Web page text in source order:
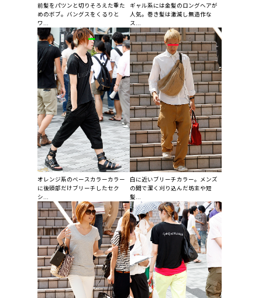
前髪をパツンと切りそろえた重た
めのボブ。バングスをくるりと
ワ...
ギャル系には金髪のロングヘアが
人気。巻き髪は激減し無造作な
ス...
オレンジ系のベースカラーカラー
に後頭部だけブリーチしたセク
シ...
白に近いブリーチカラー。メンズ
の間で潔く刈り込んだ坊主や短
髪...